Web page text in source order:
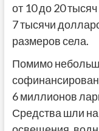
от 10 до 20
7 тысячи
размеров села.
Помимо
6 миллионов
Средства шли на